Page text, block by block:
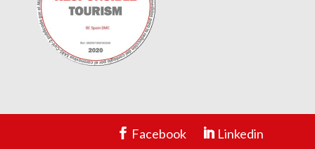
Facebook Linkedin